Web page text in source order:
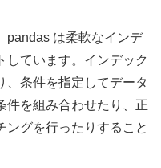
pandas は柔軟なインデ
しています。インデック
、条件を指定してデータ
件を組み合わせたり、正
ングを行ったりすること